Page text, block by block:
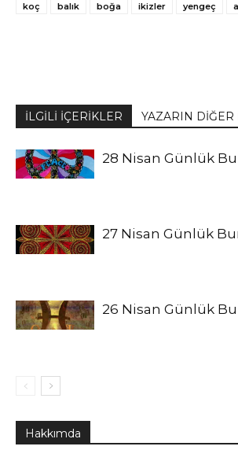
koç
balık boğa ikizler yengeç
İLGİLİ İÇERİKLER YAZARIN DİĞER
28 Nisan Günlük
27 Nisan Günlük
26 Nisan Günlük
Hakkımda